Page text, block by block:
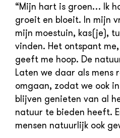
“Mijn hart is groen… Ik
groeit en bloeit. In mijn
mijn moestuin, kas(je),
vinden. Het ontspant
geeft me hoop. De
Laten we daar als mens
omgaan, zodat we ook
blijven genieten van al
natuur te bieden heeft.
mensen natuurlijk ook